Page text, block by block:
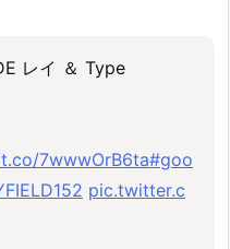
レイ ＆ Type
7wwwOrB6ta#goo
pic.twitter.c